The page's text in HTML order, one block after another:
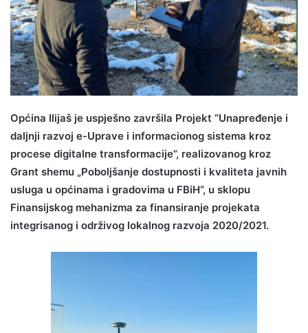
Općina Ilijaš je uspješno završila Projekt “Unapređenje i
daljnji razvoj e-Uprave i informacionog sistema kroz
procese digitalne transformacije”, realizovanog kroz
Grant shemu „Poboljšanje dostupnosti i kvaliteta javnih
usluga u općinama i gradovima u FBiH“, u sklopu
Finansijskog mehanizma za finansiranje projekata
integrisanog i održivog lokalnog razvoja 2020/2021.